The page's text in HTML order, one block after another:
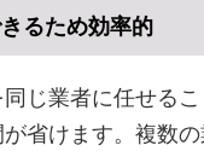
るため効率的
じ業者に任せるこ
省けます。複数